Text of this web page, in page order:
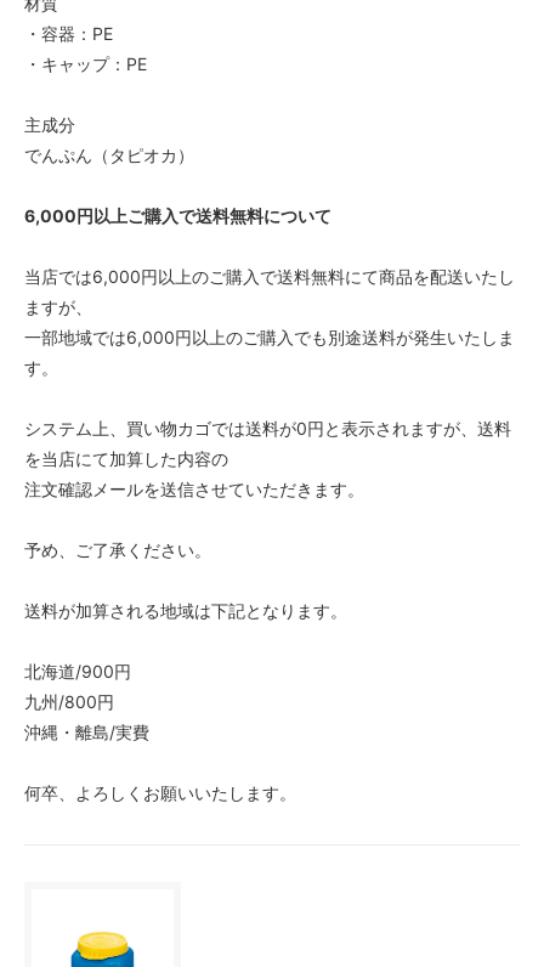
・容器：PE
・キャップ：PE
主成分
でんぷん（タピオカ）
6,000円以上ご購入で送料無料について
当店では6,000円以上のご購入で送料無料にて商品を配送いたし
ますが、
一部地域では6,000円以上のご購入でも別途送料が発生いたしま
す。
システム上、買い物カゴでは送料が0円と表示されますが、送料
を当店にて加算した内容の
注文確認メールを送信させていただきます。
予め、ご了承ください。
送料が加算される地域は下記となります。
北海道/900円
九州/800円
沖縄・離島/実費
何卒、よろしくお願いいたします。